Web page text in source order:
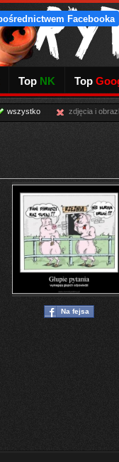
Top NK Top
wszystko zdjęcia i
Na fejsa